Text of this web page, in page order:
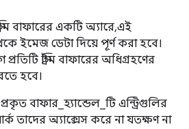
বাফারের একটি অ্যারে, এই
ইমেজ ডেটা দিয়ে পূর্ণ করা হবে।
স্ট্রিম বাফারের অধিগ্রহণের
হবে।
বাফার_হ্যান্ডেল_টি এন্ট্রিগুলির
তাদের অ্যাক্সেস করে না যতক্ষণ না